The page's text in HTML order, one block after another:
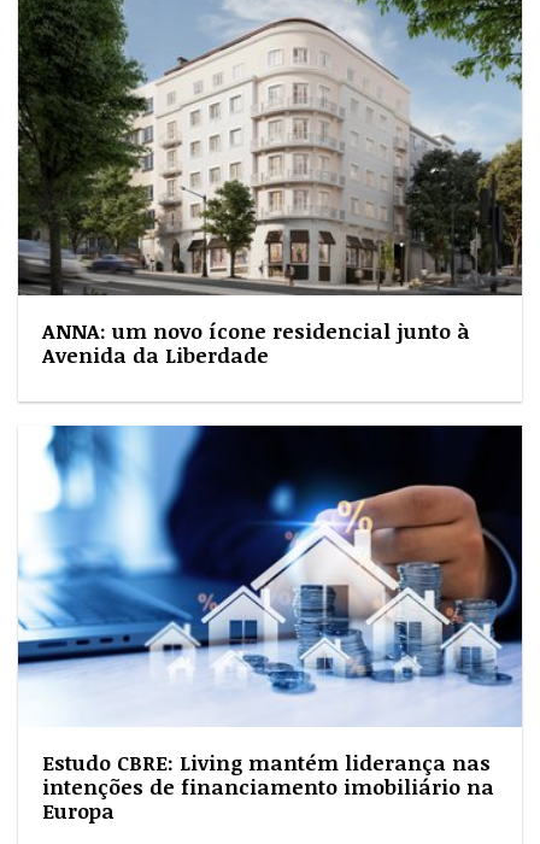
ANNA: um novo ícone residencial junto à
Avenida da Liberdade
Estudo CBRE: Living mantém liderança nas
intenções de financiamento imobiliário na
Europa